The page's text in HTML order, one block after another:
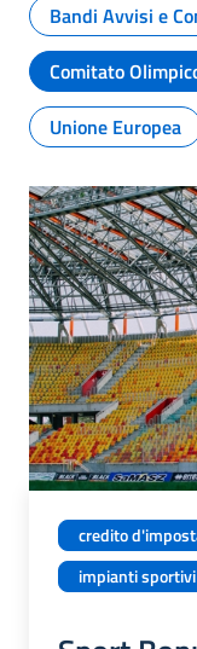
Bandi Avvisi e
Comitato
Unione Europea
credito
impianti sportivi